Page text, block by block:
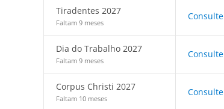
Tiradentes 2027
Faltam 9 meses
Consulte
Dia do Trabalho 2027
Faltam 9 meses
Consulte
Corpus Christi 2027
Faltam 10 meses
Consulte